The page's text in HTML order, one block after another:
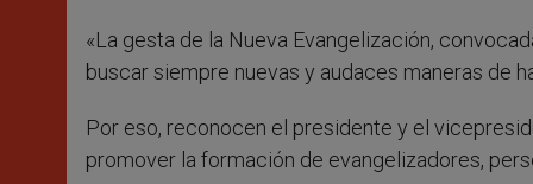
«La gesta de la Nueva Evangelización,
buscar siempre nuevas y audaces maneras de
Por eso, reconocen el presidente y el
promover la formación de evangelizadores,